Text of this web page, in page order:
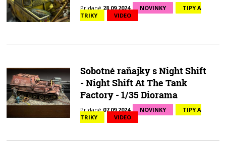
Pridané28.09.2024 NOVINKY
TIPY A
TRIKY
VIDEO
Sobotné raňajky s Night Shift
- Night Shift At The Tank
Factory - 1/35 Diorama
Pridané07.09.2024 NOVINKY
TIPY A
TRIKY
VIDEO